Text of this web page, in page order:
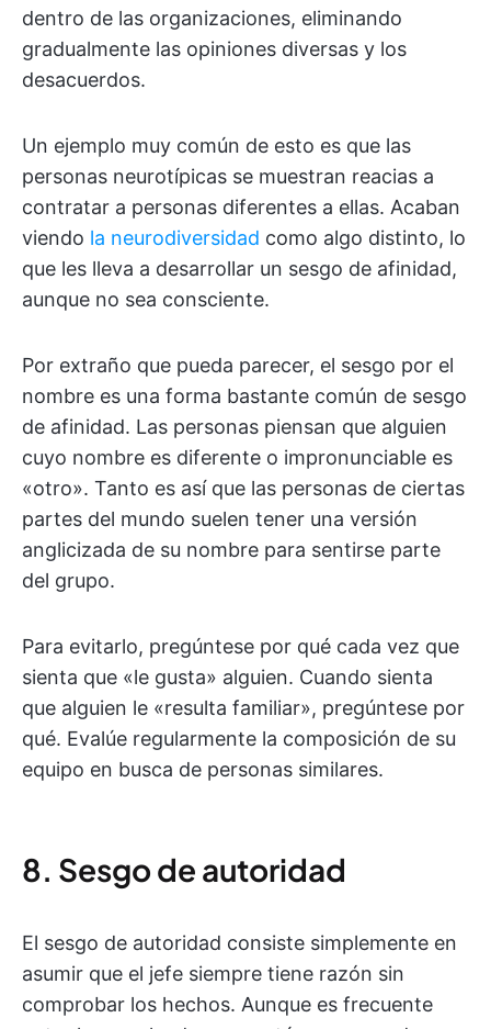
dentro de las organizaciones, eliminando
gradualmente las opiniones diversas y los
desacuerdos.
Un ejemplo muy común de esto es que las
personas neurotípicas se muestran reacias a
contratar a personas diferentes a ellas. Acaban
viendo la neurodiversidad como algo distinto, lo
que les lleva a desarrollar un sesgo de afinidad,
aunque no sea consciente.
Por extraño que pueda parecer, el sesgo por el
nombre es una forma bastante común de sesgo
de afinidad. Las personas piensan que alguien
cuyo nombre es diferente o impronunciable es
«otro». Tanto es así que las personas de ciertas
partes del mundo suelen tener una versión
anglicizada de su nombre para sentirse parte
del grupo.
Para evitarlo, pregúntese por qué cada vez que
sienta que «le gusta» alguien. Cuando sienta
que alguien le «resulta familiar», pregúntese por
qué. Evalúe regularmente la composición de su
equipo en busca de personas similares.
8. Sesgo de autoridad
El sesgo de autoridad consiste simplemente en
asumir que el jefe siempre tiene razón sin
comprobar los hechos. Aunque es frecuente